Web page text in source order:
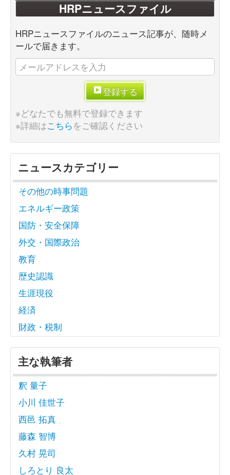
HRPニュースファイル
HRPニュースファイルのニュース記事が、随時メ
ールで届きます。
登録する
※どなたでも無料で登録できます
※詳細はこちらをご確認ください
ニュースカテゴリー
その他の時事問題
エネルギー政策
国防・安全保障
外交・国際政治
教育
歴史認識
生涯現役
経済
財政・税制
主な執筆者
釈 量子
小川 佳世子
西邑 拓真
藤森 智博
久村 晃司
しろとり 良太